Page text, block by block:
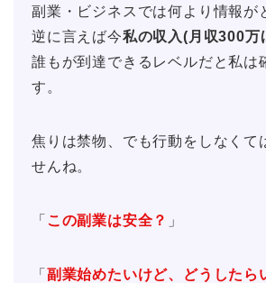
副業・ビジネスでは何より情報が
逆に言えば今私の収入(月収300万
誰もが到達できるレベルだと私は
す。
焦りは禁物、でも行動をしなくて
せんね。
「 この副業は安全？ 」
「 副業始めたいけど、どうしたら